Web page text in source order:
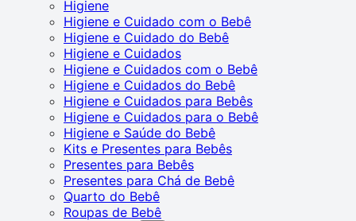
Higiene
Higiene e Cuidado com o Bebê
Higiene e Cuidado do Bebê
Higiene e Cuidados
Higiene e Cuidados com o Bebê
Higiene e Cuidados do Bebê
Higiene e Cuidados para Bebês
Higiene e Cuidados para o Bebê
Higiene e Saúde do Bebê
Kits e Presentes para Bebês
Presentes para Bebês
Presentes para Chá de Bebê
Quarto do Bebê
Roupas de Bebê